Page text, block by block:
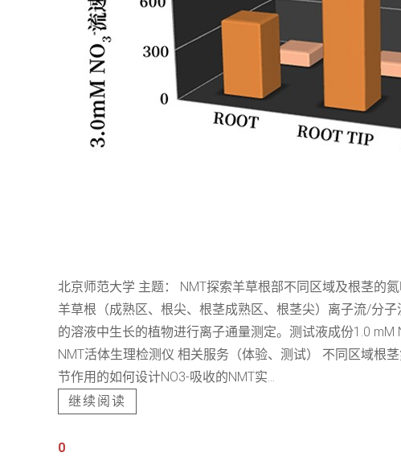
北京师范大学 主题： NMT探索羊草根部不同区域及根茎的
羊草根（成熟区、根尖、根茎成熟区、根茎尖）离子流/分
的溶液中生长的植物进行离子通量测定。测试液成份1.0 mM
NMT活体生理检测仪 相关服务（体验、测试） 不同区域根
节作用的如何设计NO3-吸收的NMT实...
继续阅读
0